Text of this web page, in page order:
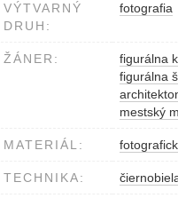
VÝTVARNÝ
DRUH:
fotografia
ŽÁNER:
figurálna
figurálna
mestský
MATERIÁL:
TECHNIKA: